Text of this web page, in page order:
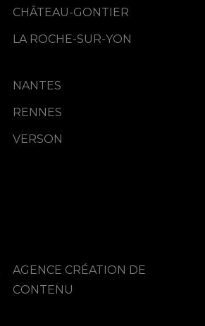
CHÂTEAU-GONTIER
LA ROCHE-SUR-YON
NANTES
RENNES
VERSON
AGENCE CRÉATION DE
CONTENU